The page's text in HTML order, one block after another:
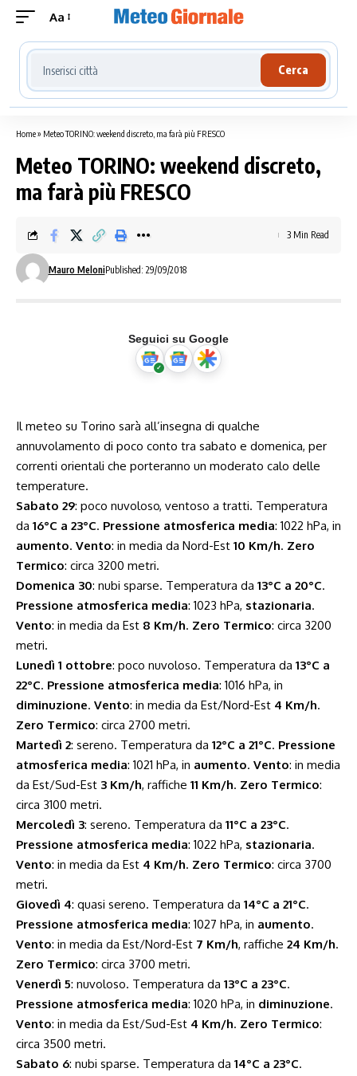
Aa
Cerca località meteo
Cerca
Home» Meteo TORINO: weekend discreto, ma farà più FRESCO
Meteo TORINO: weekend discreto,
ma farà più FRESCO
Mauro MeloniPublished: 29/09/2018
3 Min Read
Seguici su Google
Il meteo su Torino sarà all’insegna di qualche
annuvolamento di poco conto tra sabato e domenica, per
correnti orientali che porteranno un moderato calo delle
temperature.
Sabato 29: poco nuvoloso, ventoso a tratti. Temperatura
da 16°C a 23°C. Pressione atmosferica media: 1022 hPa, in
aumento. Vento: in media da Nord-Est 10 Km/h. Zero
Termico: circa 3200 metri.
Domenica 30: nubi sparse. Temperatura da 13°C a 20°C.
Pressione atmosferica media: 1023 hPa, stazionaria.
Vento: in media da Est 8 Km/h. Zero Termico: circa 3200
metri.
Lunedì 1 ottobre: poco nuvoloso. Temperatura da 13°C a
22°C. Pressione atmosferica media: 1016 hPa, in
diminuzione. Vento: in media da Est/Nord-Est 4 Km/h.
Zero Termico: circa 2700 metri.
Martedì 2: sereno. Temperatura da 12°C a 21°C. Pressione
atmosferica media: 1021 hPa, in aumento. Vento: in media
da Est/Sud-Est 3 Km/h, raffiche 11 Km/h. Zero Termico:
circa 3100 metri.
Mercoledì 3: sereno. Temperatura da 11°C a 23°C.
Pressione atmosferica media: 1022 hPa, stazionaria.
Vento: in media da Est 4 Km/h. Zero Termico: circa 3700
metri.
Giovedì 4: quasi sereno. Temperatura da 14°C a 21°C.
Pressione atmosferica media: 1027 hPa, in aumento.
Vento: in media da Est/Nord-Est 7 Km/h, raffiche 24 Km/h.
Zero Termico: circa 3700 metri.
Venerdì 5: nuvoloso. Temperatura da 13°C a 23°C.
Pressione atmosferica media: 1020 hPa, in diminuzione.
Vento: in media da Est/Sud-Est 4 Km/h. Zero Termico:
circa 3500 metri.
Sabato 6: nubi sparse. Temperatura da 14°C a 23°C.